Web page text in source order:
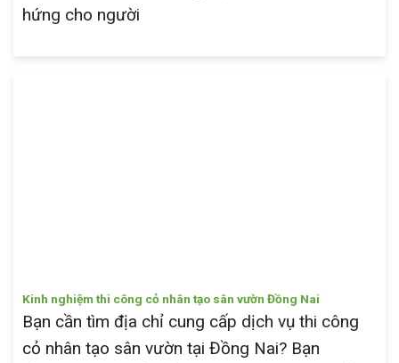
hứng cho người
Kinh nghiệm thi công cỏ nhân tạo sân vườn Đồng Nai
Bạn cần tìm địa chỉ cung cấp dịch vụ thi công
cỏ nhân tạo sân vườn tại Đồng Nai? Bạn